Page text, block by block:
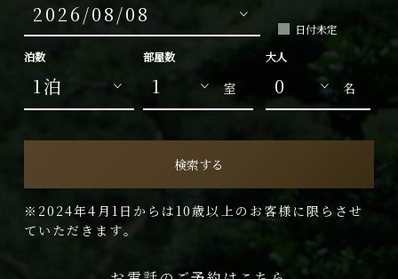
日付未定
泊数
部屋数
室
大人
名
検索する
※2024年4月1日からは10歳以上のお客様に限らさせ
ていただきます。